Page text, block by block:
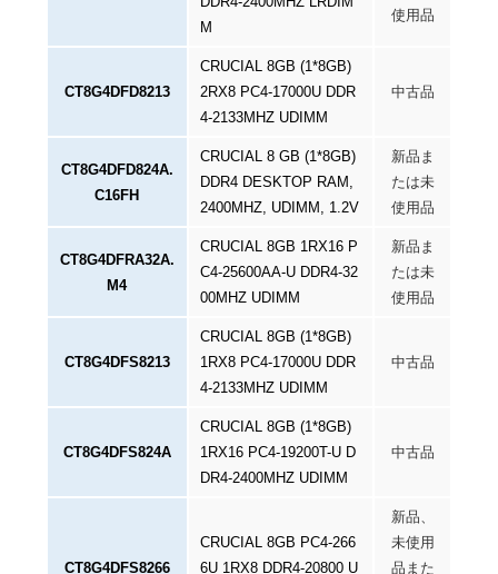
M
使用品
CT8G4DFD8213
CRUCIAL 8GB (1*8GB)
2RX8 PC4-17000U DDR
4-2133MHZ UDIMM
中古品
CT8G4DFD824A.
C16FH
CRUCIAL 8 GB (1*8GB)
DDR4 DESKTOP RAM,
2400MHZ, UDIMM, 1.2V
新品ま
たは未
使用品
CT8G4DFRA32A.
M4
CRUCIAL 8GB 1RX16 P
C4-25600AA-U DDR4-32
00MHZ UDIMM
新品ま
たは未
使用品
CT8G4DFS8213
CRUCIAL 8GB (1*8GB)
1RX8 PC4-17000U DDR
4-2133MHZ UDIMM
中古品
CT8G4DFS824A
CRUCIAL 8GB (1*8GB)
1RX16 PC4-19200T-U D
DR4-2400MHZ UDIMM
中古品
CT8G4DFS8266
CRUCIAL 8GB PC4-266
6U 1RX8 DDR4-20800 U
新品、
未使用
品また